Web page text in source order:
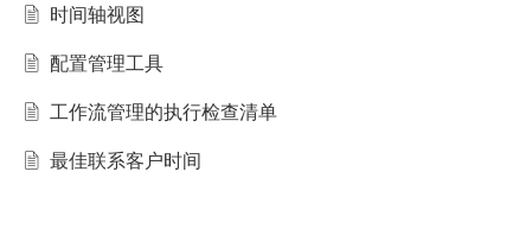
时间轴视图
配置管理工具
工作流管理的执行检查清单
最佳联系客户时间